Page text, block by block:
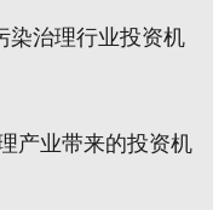
染治理行业投资机
产业带来的投资机